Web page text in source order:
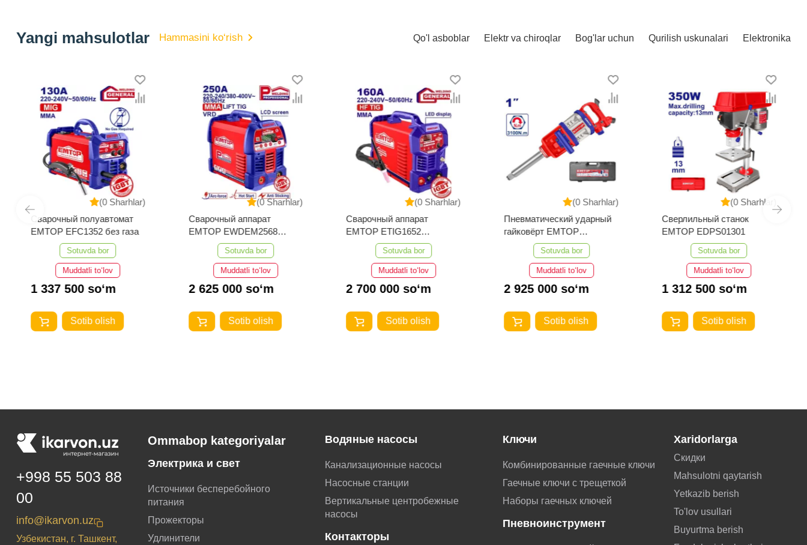
Yangi mahsulotlar Hammasini ko‘rish Qo'l asboblar Elektr va chiroqlar Bog'lar uchun Qurilish uskunalari Elektronika
(0 Sharhlar)
Сварочный полуавтомат
EMTOP EFC1352 без газа
Sotuvda bor
Muddatli to‘lov
1 337 500 so‘m
Sotib olish
(0 Sharhlar)
Сварочный аппарат
EMTOP EWDEM2568
MMA/TIG Lift
Sotuvda bor
Muddatli to‘lov
2 625 000 so‘m
Sotib olish
(0 Sharhlar)
Сварочный аппарат
EMTOP ETIG1652
TIG/MMA
Sotuvda bor
Muddatli to‘lov
2 700 000 so‘m
Sotib olish
(0 Sharhlar)
Пневматический ударный
гайковёрт EMTOP
EATL013101
Sotuvda bor
Muddatli to‘lov
2 925 000 so‘m
Sotib olish
(0 Sharhlar)
Сверлильный станок
EMTOP EDPS01301
Sotuvda bor
Muddatli to‘lov
1 312 500 so‘m
Sotib olish
+998 55 503 88
00
info@ikarvon.uz
Узбекистан, г. Ташкент,
Ommabop kategoriyalar
Электрика и свет
Источники бесперебойного
питания
Прожекторы
Удлинители
Водяные насосы
Канализационные насосы
Насосные станции
Вертикальные центробежные
насосы
Контакторы
Ключи
Комбинированные гаечные ключи
Гаечные ключи с трещеткой
Наборы гаечных ключей
Пневноинструмент
Xaridorlarga
Скидки
Mahsulotni qaytarish
Yetkazib berish
To'lov usullari
Buyurtma berish